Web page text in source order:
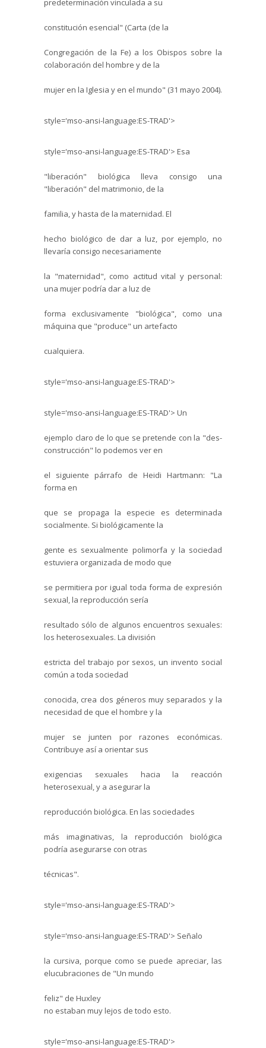
predeterminación vinculada a su
constitución esencial" (Carta (de la
Congregación de la Fe) a los Obispos sobre la
colaboración del hombre y de la
mujer en la Iglesia y en el mundo" (31 mayo 2004).
style='mso-ansi-language:ES-TRAD'>
style='mso-ansi-language:ES-TRAD'> Esa
"liberación" biológica lleva consigo una
"liberación" del matrimonio, de la
familia, y hasta de la maternidad. El
hecho biológico de dar a luz, por ejemplo, no
llevaría consigo necesariamente
la "maternidad", como actitud vital y personal:
una mujer podría dar a luz de
forma exclusivamente "biológica", como una
máquina que "produce" un artefacto
cualquiera.
style='mso-ansi-language:ES-TRAD'>
style='mso-ansi-language:ES-TRAD'> Un
ejemplo claro de lo que se pretende con la "des-
construcción" lo podemos ver en
el siguiente párrafo de Heidi Hartmann: "La
forma en
que se propaga la especie es determinada
socialmente. Si biológicamente la
gente es sexualmente polimorfa y la sociedad
estuviera organizada de modo que
se permitiera por igual toda forma de expresión
sexual, la reproducción sería
resultado sólo de algunos encuentros sexuales:
los heterosexuales. La división
estricta del trabajo por sexos, un invento social
común a toda sociedad
conocida, crea dos géneros muy separados y la
necesidad de que el hombre y la
mujer se junten por razones económicas.
Contribuye así a orientar sus
exigencias sexuales hacia la reacción
heterosexual, y a asegurar la
reproducción biológica. En las sociedades
más imaginativas, la reproducción biológica
podría asegurarse con otras
técnicas".
style='mso-ansi-language:ES-TRAD'>
style='mso-ansi-language:ES-TRAD'> Señalo
la cursiva, porque como se puede apreciar, las
elucubraciones de "Un mundo
feliz" de Huxley
no estaban muy lejos de todo esto.
style='mso-ansi-language:ES-TRAD'>